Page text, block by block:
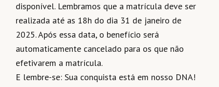
disponível. Lembramos que a matrícula deve ser
realizada até as 18h do dia 31 de janeiro de
2025. Após essa data, o benefício será
automaticamente cancelado para os que não
efetivarem a matrícula.
E lembre-se: Sua conquista está em nosso DNA!